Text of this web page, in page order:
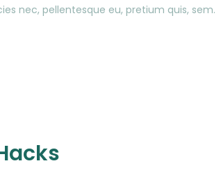
nec, pellentesque eu, pretium quis, sem.